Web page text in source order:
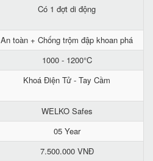
Có 1 đợt di động
An toàn + Chống trộm đập khoan phá
1000 - 1200°C
Khoá Điện Tử - Tay Cầm
WELKO Safes
05 Year
7.500.000 VNĐ